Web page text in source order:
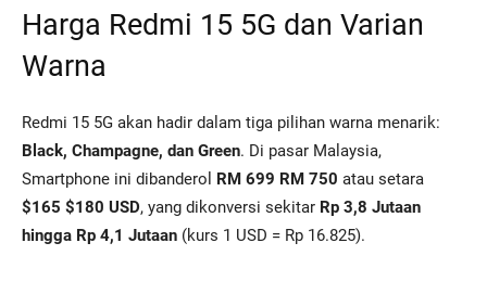
Harga Redmi 15 5G dan Varian
Warna
Redmi 15 5G akan hadir dalam tiga pilihan warna menarik:
Black, Champagne, dan Green. Di pasar Malaysia,
Smartphone ini dibanderol RM 699 RM 750 atau setara
$165 $180 USD, yang dikonversi sekitar Rp 3,8 Jutaan
hingga Rp 4,1 Jutaan (kurs 1 USD = Rp 16.825).